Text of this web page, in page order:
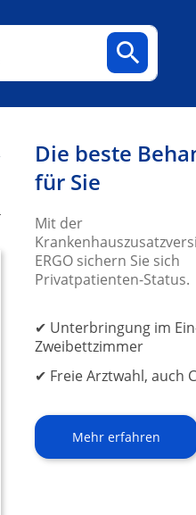
Die beste
für Sie
Mit der
ERGO sichern Sie sich
Privatpatienten-Status.
✔ Unterbringung im
Zweibettzimmer
✔ Freie Arztwahl, auch
Mehr erfahren